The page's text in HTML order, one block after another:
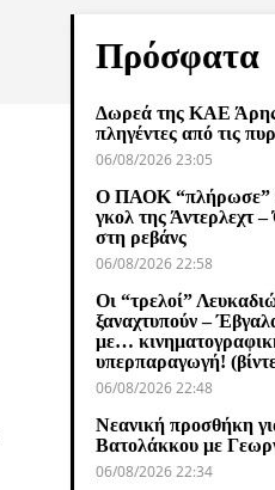
Πρόσφατα
Δωρεά της ΚΑΕ
πληγέντες από τις
06/08/2026 23:05
Ο ΠΑΟΚ “πλήρωσε”
γκολ της Άντερλεχτ
στη ρεβάνς
06/08/2026 22:58
Οι “τρελοί”
ξαναχτυπούν –
με…
υπερπαραγωγή!
06/08/2026 22:48
Νεανική προσθήκη
Βατολάκκου με
06/08/2026 22:34